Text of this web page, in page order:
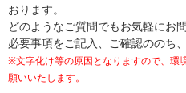
おります。
どのようなご質問でもお気軽にお
必要事項をご記入、ご確認ののち
※文字化け等の原因となりますので、環
願いいたします。